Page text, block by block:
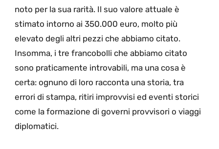
noto per la sua rarità. Il suo valore attuale è
stimato intorno ai 350.000 euro, molto più
elevato degli altri pezzi che abbiamo citato.
Insomma, i tre francobolli che abbiamo citato
sono praticamente introvabili, ma una cosa è
certa: ognuno di loro racconta una storia, tra
errori di stampa, ritiri improvvisi ed eventi storici
come la formazione di governi provvisori o viaggi
diplomatici.